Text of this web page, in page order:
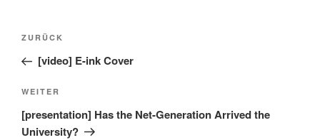
Beitragsnavigation
Vorheriger
Beitrag
ZURÜCK
[video] E-ink Cover
Nächster
Beitrag
WEITER
[presentation] Has the Net-Generation Arrived the
University?